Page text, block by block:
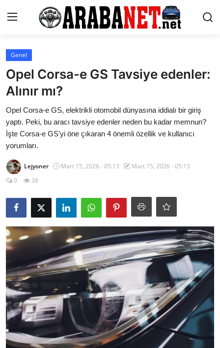
Giriş yapmak
Anasayfa
Araba Markaları
Paketler
Karşılaştırmalar
Bakım & Arıza Çözümleri
İkinci El & Ekspertiz
Muayene & Emisyon
Trafik Cezaları & Mevzuat
Ehliyet & Ruhsat İşlemleri
Sigorta & Kasko
Yakıt, LPG & Elektrikli
Genel
Opel Corsa-e GS Tavsiye edenler:
Alınır mı?
Opel Corsa-e GS, elektrikli otomobil dünyasına iddialı bir giriş
yaptı. Peki, bu aracı tavsiye edenler neden bu kadar memnun?
İşte Corsa-e GS'yi öne çıkaran 4 önemli özellik ve kullanıcı
yorumları.
Lejyoner Mart 15, 2026 - 05:13
Mart 15, 2026 - 05:13
0
38